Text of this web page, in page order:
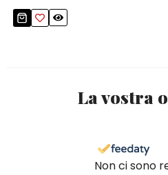
La vostra
Non ci sono